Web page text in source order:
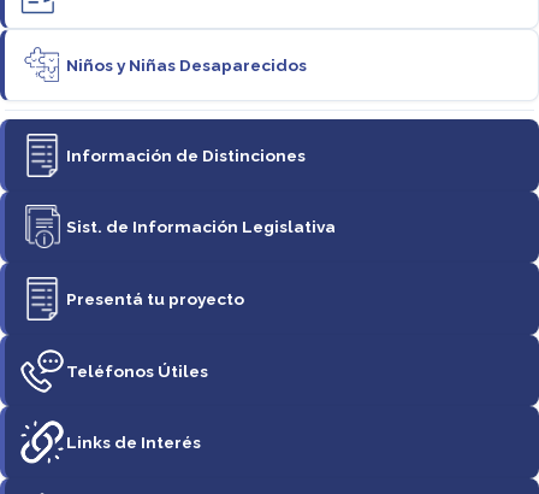
Niños y Niñas Desaparecidos
Información de Distinciones
Sist. de Información Legislativa
Presentá tu proyecto
Teléfonos Útiles
Links de Interés